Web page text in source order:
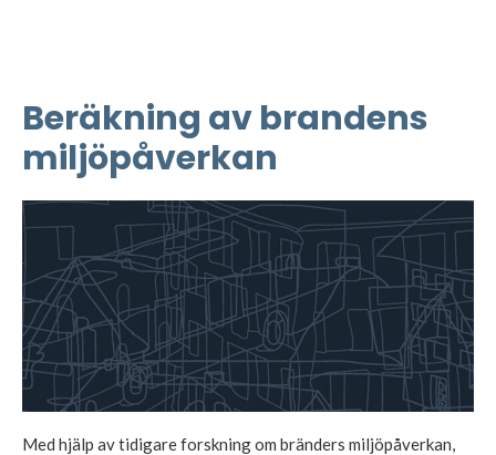
Beräkning av brandens
miljöpåverkan
Med hjälp av tidigare forskning om bränders miljöpåverkan,